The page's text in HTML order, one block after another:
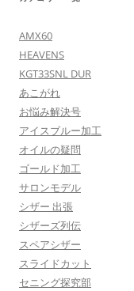
AMX60
HEAVENS
KGT33SNL DUR
あこがれ
お悩み解決号
アイスブルー加工
オイルの疑問
ゴールド加工
サロンモデル
シザー 出張
シザーズ列伝
スペアシザー
スライドカット
セニング探究部